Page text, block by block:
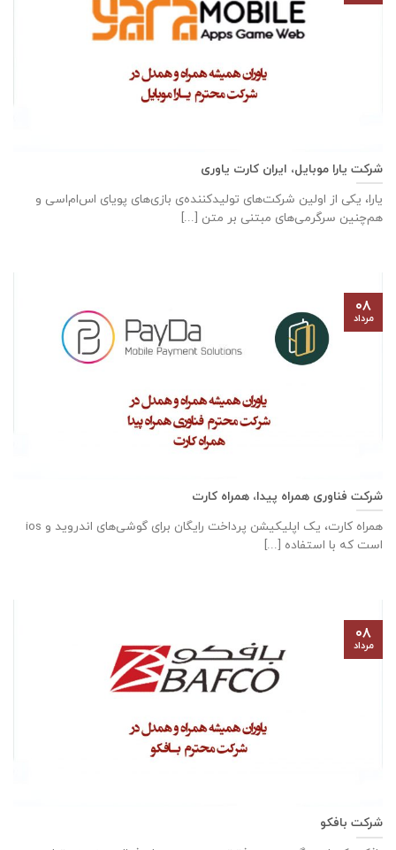
شرکت یارا موبایل، ایران کارت یاوری
یارا، یکی از اولین شرکت‌های تولیدکننده‌ی بازی‌های پویای اس‌ام‌اسی و
هم‌چنین سرگرمی‌های مبتنی بر متن [...]
شرکت فناوری همراه پیدا، همراه کارت
همراه کارت، یک اپلیکیشن پرداخت رایگان برای گوشی‌های اندروید و ios
است که با استفاده [...]
۰۸
مرداد
شرکت بافکو
۰۸
مرداد